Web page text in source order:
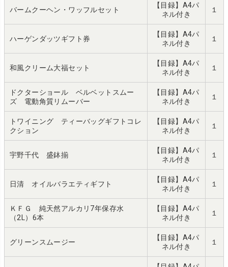
バームクーヘン・ワッフルセット
【目録】A4パ
ネル付き
１
ハーゲンダッツギフト券
【目録】A4パ
ネル付き
１
和風クリーム大福セット
【目録】A4パ
ネル付き
１
ドクターショール ベルベットスムー
ズ 電動角質リムーバー
【目録】A4パ
ネル付き
１
トワイニング ティーバッグギフトコレ
クション
【目録】A4パ
ネル付き
１
宇野千代 盛鉢揃
【目録】A4パ
ネル付き
１
日清 オイルバラエティギフト
【目録】A4パ
ネル付き
１
ＫＦＧ 純天然アルカリ7年保存水
（2L）6本
【目録】A4パ
ネル付き
１
グリーンスムージー
【目録】A4パ
ネル付き
１